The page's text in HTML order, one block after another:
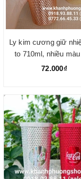
Ly kim cương giữ
to 710ml, nhiều
72.000₫